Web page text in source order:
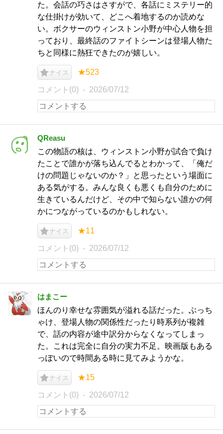
た。会話の巧さはさすがで、各話にミステリー的
な仕掛けが効いて、どこへ着地するのか読めな
い。ボクサーのウィンストン小野が中心人物を担
っており、最終話のファイトシーンは登場人物た
ちと同様に熱狂できたのが嬉しい。
ナイス ★523
コメント(0) 2026/07/12
QReasu
この物語の核は、ウィンストン小野が試合で負け
たことで誰かが落ち込んでるとわかって、「俺だ
けの問題じゃないのか？」と思ったという場面に
ある気がする。みんな良くも悪くも自分のために
生きているんだけど、その中で知らない誰かの何
かにつながっているのかもしれない。
ナイス ★11
コメント(0) 2026/07/12
はまこー
ほんのり幸せな雰囲気が溢れる話だった。ぶっち
ゃけ、登場人物の関係性だったり時系列が複雑
で、話の内容が途中訳分からなくなってしまっ
た。これは完全に自分の実力不足。映画版もある
っぽいので時間ある時に見てみようかな。
ナイス ★15
コメント(0) 2026/07/12